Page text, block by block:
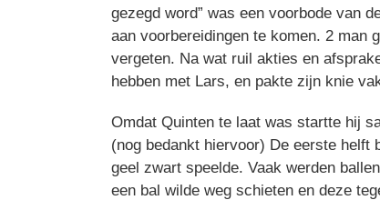
gezegd word” was een voorbode van
aan voorbereidingen te komen. 2 man
vergeten. Na wat ruil akties en
hebben met Lars, en pakte zijn knie
Omdat Quinten te laat was startte hij
(nog bedankt hiervoor) De eerste helft
geel zwart speelde. Vaak werden
een bal wilde weg schieten en deze